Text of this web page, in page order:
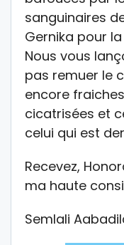
sanguinaires
Gernika pour
Nous vous
pas remuer le
encore
cicatrisées et
celui qui est
Recevez,
ma haute
Semlali